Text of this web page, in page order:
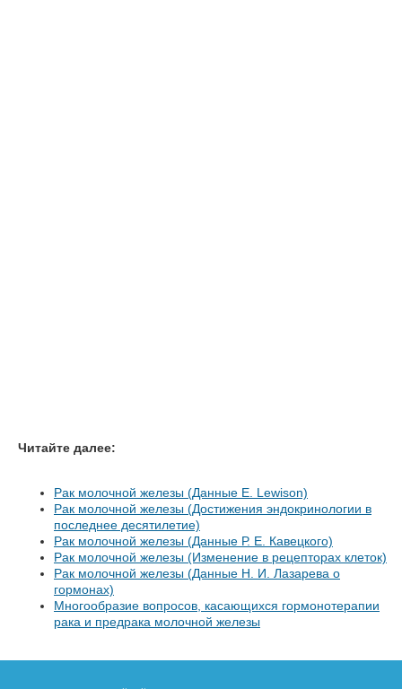
Читайте далее:
Рак молочной железы (Данные Е. Lewison)
Рак молочной железы (Достижения эндокринологии в
последнее десятилетие)
Рак молочной железы (Данные Р. Е. Кавецкого)
Рак молочной железы (Изменение в рецепторах клеток)
Рак молочной железы (Данные Н. И. Лазарева о
гормонах)
Многообразие вопросов, касающихся гормонотерапии
рака и предрака молочной железы